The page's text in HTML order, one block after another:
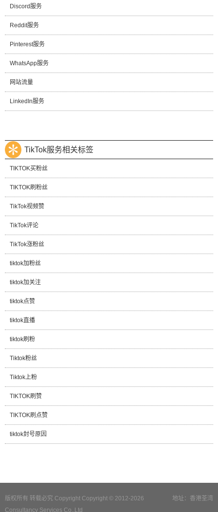
Discord服务
Reddit服务
Pinterest服务
WhatsApp服务
网站流量
LinkedIn服务
TikTok服务相关标签
TIKTOK买粉丝
TIKTOK刷粉丝
TikTok视频赞
TikTok评论
TikTok涨粉丝
tiktok加粉丝
tiktok加关注
tiktok点赞
tiktok直播
tiktok刷粉
Tiktok粉丝
Tiktok上粉
TIKTOK刷赞
TIKTOK刷点赞
tiktok封号原因
地址：香港荃湾
版权所有 转载必究 Copyright Copyright © 2012-2026
Consultancy Services Co.,Ltd